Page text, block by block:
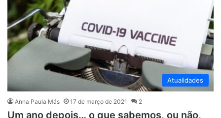
Atualidades
Anna Paula Más 17 de março de 2021 2
Um ano depois… o que sabemos, ou não,